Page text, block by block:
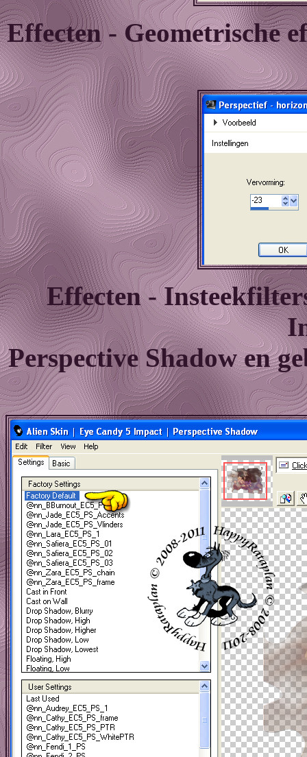
Effecten - Geometrische
Effecten -
Perspective Shadow en